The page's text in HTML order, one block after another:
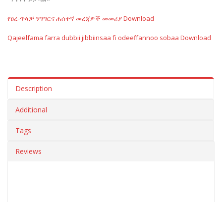
የፀረ-ጥላቻ ንግግርና ሐሰተኛ መረጃዎች መመሪያDownload
Qajeelfama farra dubbii jibbiinsaa fi odeeffannoo sobaa Download
Description
Additional
Tags
Reviews